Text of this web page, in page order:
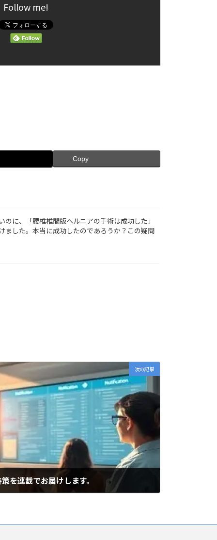
Follow me!
Copy
のに、「腰椎椎間版ヘルニアの手術は成功した」
ました。本当に成功したのであろうか？この疑問
次の記事
を連載でお届けします。